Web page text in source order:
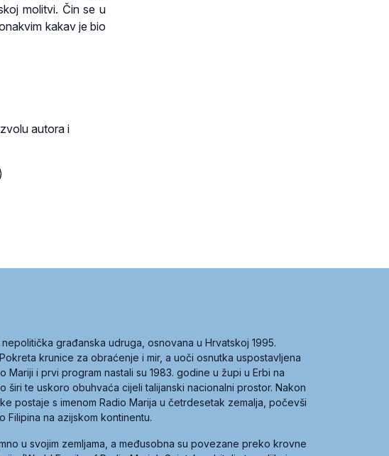
molitvi. Čin se u
kakav je bio
autora i
građanska udruga, osnovana u Hrvatskoj 1995.
krunice za obraćenje i mir, a uoči osnutka uspostavljena
Mariji i prvi program nastali su 1983. godine u župi u Erbi na
širi te uskoro obuhvaća cijeli talijanski nacionalni prostor. Nakon
postaje s imenom Radio Marija u četrdesetak zemalja, počevši
na azijskom kontinentu.
u svojim zemljama, a međusobna su povezane preko krovne